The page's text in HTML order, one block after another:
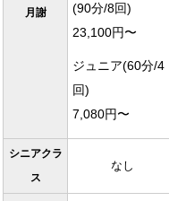
月謝
(90分/8回)
23,100円〜
ジュニア(60分/4
回)
7,080円〜
シニアクラ
ス
なし